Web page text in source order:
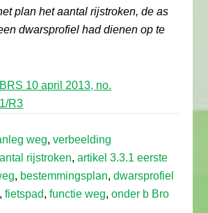
plan het aantal rijstroken, de as
dwarsprofiel had dienen op te
10 april 2013, no.
R3
weg,verbeelding
rijstroken,artikel 3.3.1 eerste
, bestemmingsplan,dwarsprofiel
,fietspad,functie weg,onder b Bro